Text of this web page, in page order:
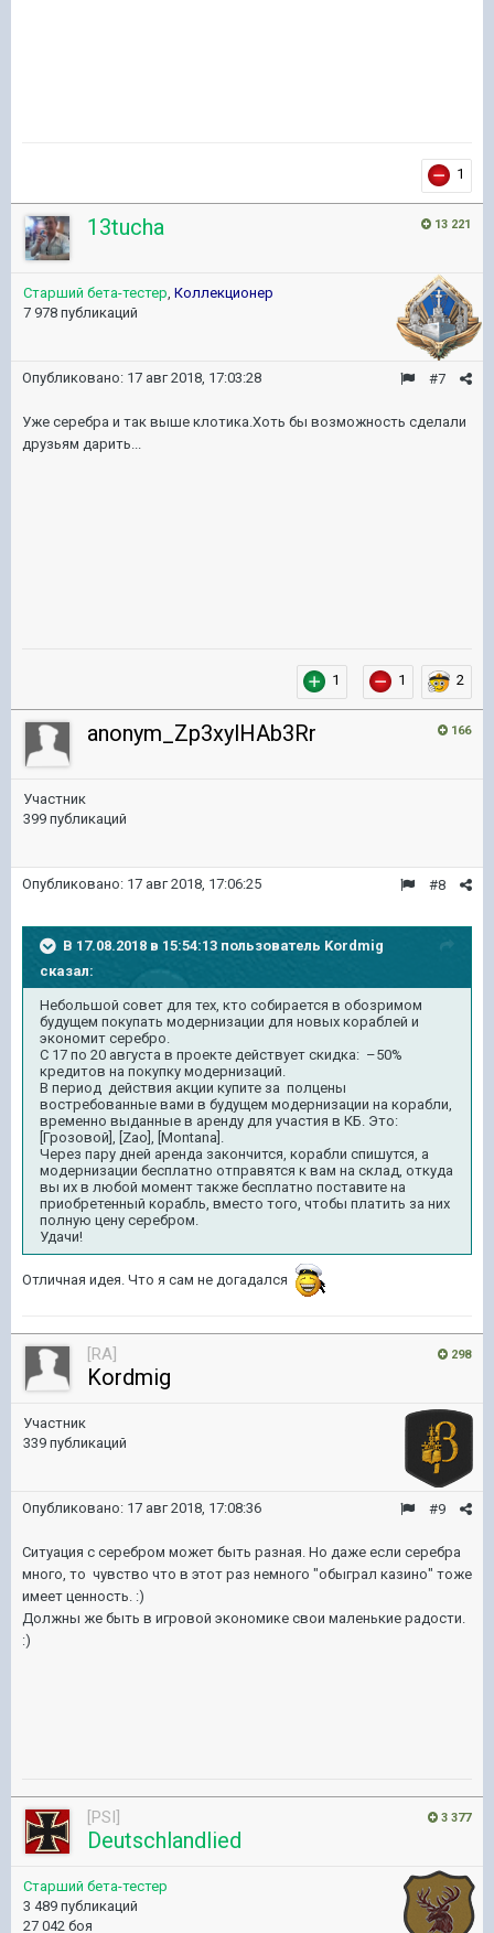
1
13 221
13tucha
Старший бета-тестер, Коллекционер
7 978 публикаций
#7
Опубликовано: 17 авг 2018, 17:03:28
Уже серебра и так выше клотика.Хоть бы возможность сделали
друзьям дарить...
1 1 2
166
anonym_Zp3xylHAb3Rr
Участник
399 публикаций
#8
Опубликовано: 17 авг 2018, 17:06:25
В 17.08.2018 в 15:54:13 пользователь Kordmig
сказал:
Небольшой совет для тех, кто собирается в обозримом
будущем покупать модернизации для новых кораблей и
экономит серебро.
С 17 по 20 августа в проекте действует скидка: –50%
кредитов на покупку модернизаций.
В период действия акции купите за полцены
востребованные вами в будущем модернизации на корабли,
временно выданные в аренду для участия в КБ. Это:
[Грозовой], [ Zao ], [ Montana ].
Через пару дней аренда закончится, корабли спишутся, а
модернизации бесплатно отправятся к вам на склад, откуда
вы их в любой момент также бесплатно поставите на
приобретенный корабль, вместо того, чтобы платить за них
полную цену серебром.
Удачи!
Отличная идея. Что я сам не догадался
298
[RA]
Kordmig
Участник
339 публикаций
#9
Опубликовано: 17 авг 2018, 17:08:36
Ситуация с серебром может быть разная. Но даже если серебра
много, то чувство что в этот раз немного "обыграл казино" тоже
имеет ценность. :)
Должны же быть в игровой экономике свои маленькие радости.
:)
3 377
[PSI]
Deutschlandlied
Старший бета-тестер
3 489 публикаций
27 042 боя